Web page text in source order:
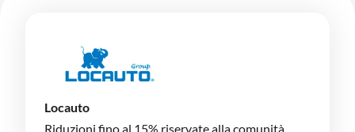
Locauto
Riduzioni fino al 15% riservate alla comunità